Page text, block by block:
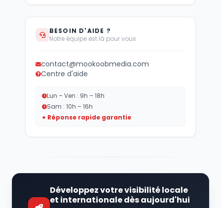
BESOIN D'AIDE ?
Notre équipe est là pour vous
contact@mookoobmedia.com
Centre d'aide
Lun – Ven : 9h – 18h
Sam : 10h – 16h
+ Réponse rapide garantie
Développez votre visibilité locale
et internationale dès aujourd'hui